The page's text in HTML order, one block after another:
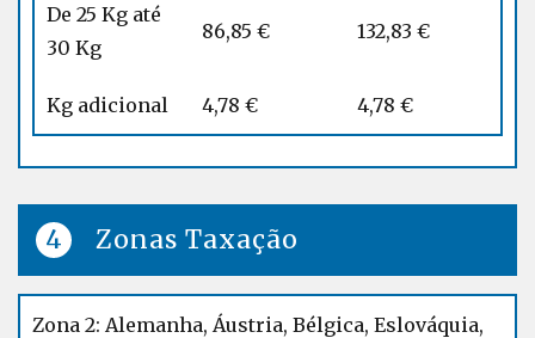
De 25 Kg até
30 Kg
86,85 € 132,83 €
Kg adicional 4,78 € 4,78 €
Zonas Taxação
Zona 2: Alemanha, Áustria, Bélgica, Eslováquia,